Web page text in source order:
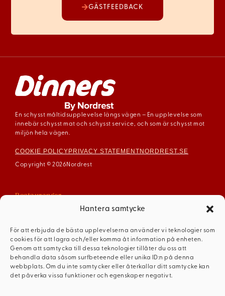
Hantera samtycke
För att erbjuda de bästa upplevelserna använder vi teknologier som
cookies för att lagra och/eller komma åt information på enheten.
Genom att samtycka till dessa teknologier tillåter du oss att
behandla data såsom surfbeteende eller unika ID:n på denna
webbplats. Om du inte samtycker eller återkallar ditt samtycke kan
det påverka vissa funktioner och egenskaper negativt.
GÄSTFEEDBACK
En schysst måltidsupplevelse längs vägen – En upplevelse som
innebär schysst mat och schysst service, och som är schysst mot
miljön hela vägen.
COOKIE POLICY PRIVACY STATEMENT NORDREST.SE
Copyright © 2026 Nordrest
Restauranger
Gävle
Mariestad
Mellerud
Ödeshög